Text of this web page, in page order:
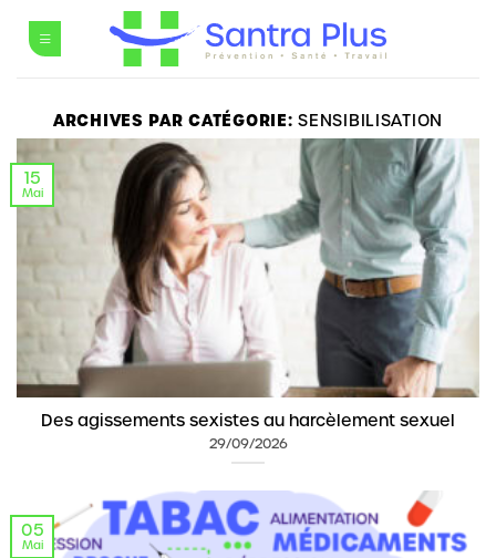
ARCHIVES PAR CATÉGORIE:SENSIBILISATION
Des agissements sexistes au harcèlement sexuel
29/09/2026
15
Mai
05
Mai